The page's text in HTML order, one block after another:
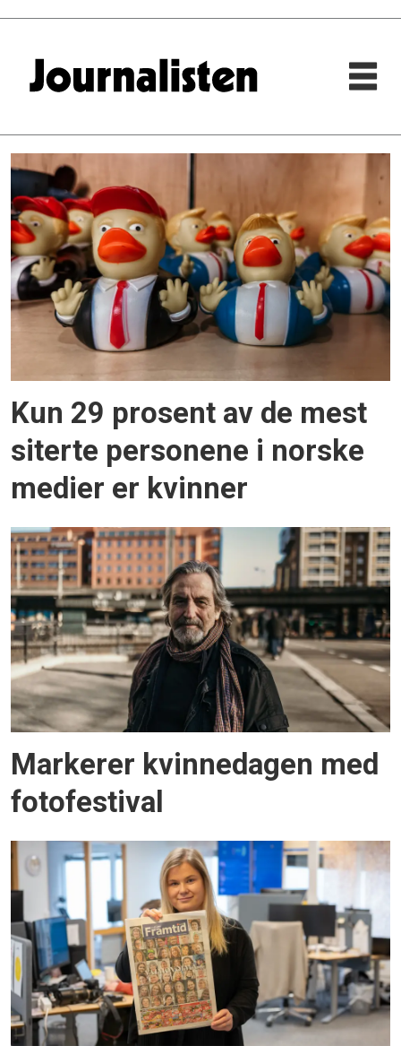
Tag:
kvinnedagen
Kun 29 prosent av de mest
siterte personene i norske
medier er kvinner
Markerer kvinnedagen med
fotofestival